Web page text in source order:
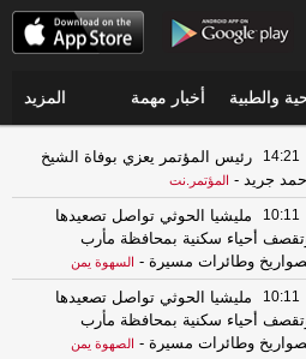
والطبية أخبار مهمة المزيد
14:21
رئيس المؤتمر يعزي بوفاة الشيخ
جريد - المؤتمر.نت
10:11
مليشيا الحوثي تواصل تصعيدها
أحياء سكنية بمحافظة مأرب
وطائرات مسيرة - السهوة يمن
10:11
مليشيا الحوثي تواصل تصعيدها
أحياء سكنية بمحافظة مأرب
وطائرات مسيرة - الصهوة يمن